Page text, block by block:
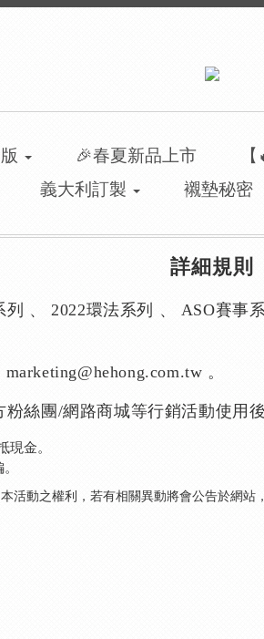
🎉春夏新品上市
義大利訂製 襯墊秘密
詳細規則
、 2022環法系列 、 ASO賽事
。
絲團/網路商城等行銷活動使用
現金。
動之權利，若有相關異動將會公告於網站